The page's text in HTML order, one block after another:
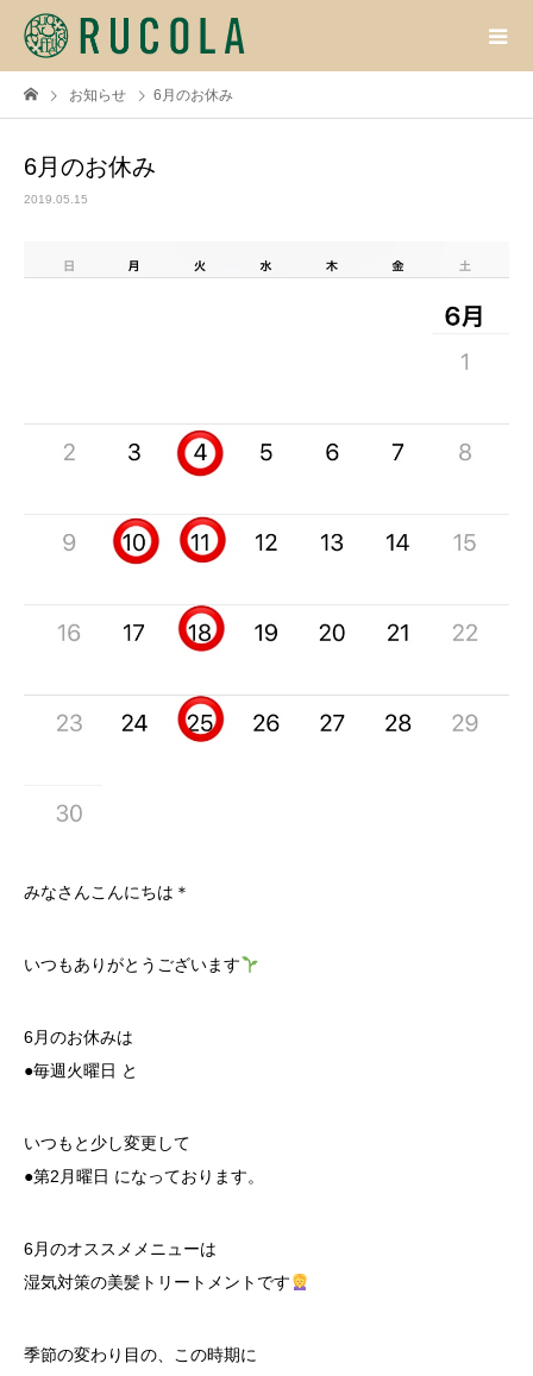
お知らせ 6月のお休み
6月のお休み
2019.05.15
みなさんこんにちは＊
いつもありがとうございます
6月のお休みは
●毎週火曜日 と
いつもと少し変更して
●第2月曜日 になっております。
6月のオススメメニューは
湿気対策の美髪トリートメントです
季節の変わり目の、この時期に